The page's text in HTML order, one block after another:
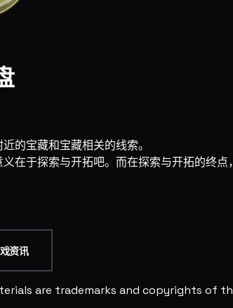
的宝藏和宝藏相关的线索。
在于探索与开拓吧。而在探索与开拓的终点
资讯
are trademarks and copyrights of